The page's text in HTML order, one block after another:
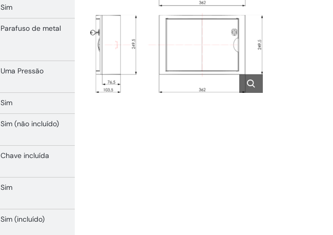
Sim
Parafuso de metal
Uma Pressão
Sim
Sim (não incluído)
Chave incluída
Sim
Sim (incluído)